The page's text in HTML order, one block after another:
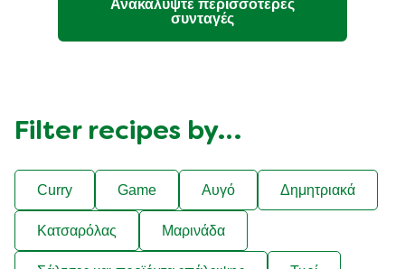
Ανακαλύψτε περισσότερες
συνταγές
Filter recipes by…
Curry Game Αυγό Δημητριακά
Κατσαρόλας Μαρινάδα